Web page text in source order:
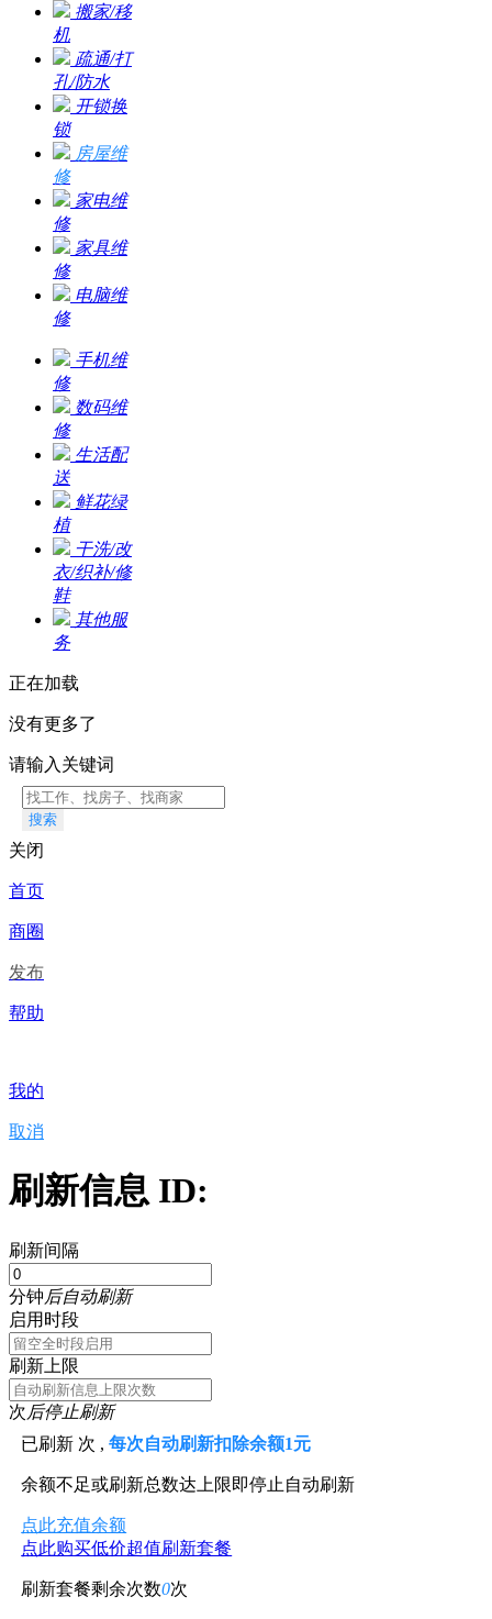
搬家/移
机
疏通/打
孔/防水
开锁换
锁
房屋维
修
家电维
修
家具维
修
电脑维
修
手机维
修
数码维
修
生活配
送
鲜花绿
植
干洗/改
衣/织补/修
鞋
其他服
务
正在加载
没有更多了
请输入关键词
搜索
关闭
首页
商圈
发布
帮助
我的
取消
刷新信息 ID:
刷新间隔
分钟后自动刷新
启用时段
刷新上限
次后停止刷新
已刷新 次 ,每次自动刷新扣除余额1元
余额不足或刷新总数达上限即停止自动刷新
点此充值余额
点此购买低价超值刷新套餐
刷新套餐剩余次数0次